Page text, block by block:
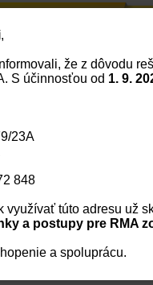
O nás
,
že z dôvodu
S účinnosťou od 1. 9.
23A
848
využívať túto adresu už
a postupy pre RMA
a spoluprácu.